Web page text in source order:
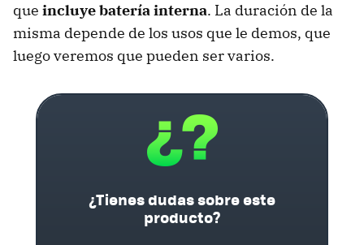
que incluye batería interna. La duración de la
misma depende de los usos que le demos, que
luego veremos que pueden ser varios.
¿Tienes dudas sobre este
producto?